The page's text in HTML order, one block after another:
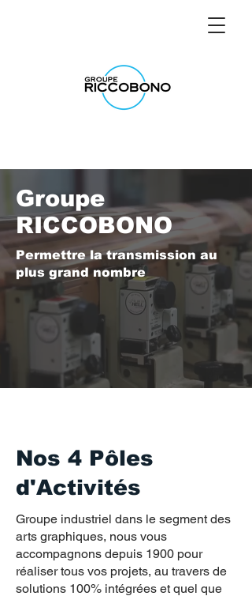
Groupe
RICCOBONO
Permettre la transmission au
plus grand nombre
Nos 4 Pôles
d'Activités
Groupe industriel dans le segment des
arts graphiques, nous vous
accompagnons depuis 1900 pour
réaliser tous vos projets, au travers de
solutions 100% intégrées et quel que